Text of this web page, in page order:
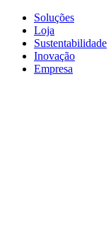
Soluções
Loja
Sustentabilidade
Inovação
Empresa